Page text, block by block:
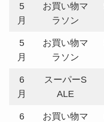
5
月
お買い物マ
ラソン
5
月
お買い物マ
ラソン
6
月
スーパーS
ALE
6
お買い物マ